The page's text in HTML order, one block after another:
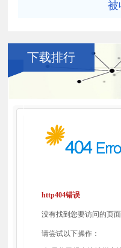
被
下载排行